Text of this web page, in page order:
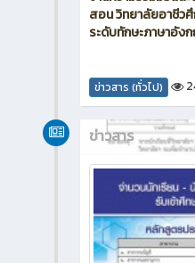
สอน วิทยาลัยอาชีว
ระดับทักษะภาษาอัง
ข่าวสาร (ทั่วไป)
ข่าวสาร